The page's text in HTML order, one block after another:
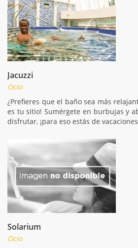
Jacuzzi
Ocio
¿Prefieres que el baño sea más
es tu sitio! Sumérgete en burbujas y
disfrutar, ¡para eso estás de
Solarium
Ocio